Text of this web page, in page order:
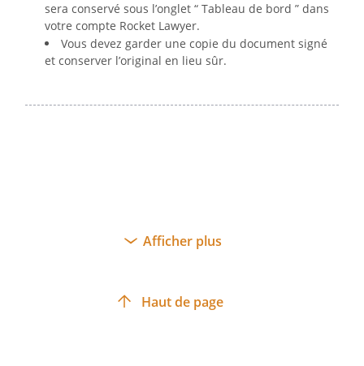
sera conservé sous l’onglet “ Tableau de bord ” dans
votre compte Rocket Lawyer.
Vous devez garder une copie du document signé
et conserver l’original en lieu sûr.
Afficher plus
Haut de page